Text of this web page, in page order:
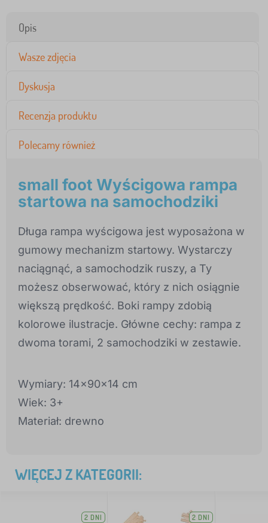
Opis
Wasze zdjęcia
Dyskusja
Recenzja produktu
Polecamy również
small foot Wyścigowa rampa
startowa na samochodziki
Długa rampa wyścigowa jest wyposażona w
gumowy mechanizm startowy. Wystarczy
naciągnąć, a samochodzik ruszy, a Ty
możesz obserwować, który z nich osiągnie
większą prędkość. Boki rampy zdobią
kolorowe ilustracje. Główne cechy: rampa z
dwoma torami, 2 samochodziki w zestawie.
Wymiary: 14x90x14 cm
Wiek: 3+
Materiał: drewno
WIĘCEJ Z KATEGORII:
2 DNI 2 DNI